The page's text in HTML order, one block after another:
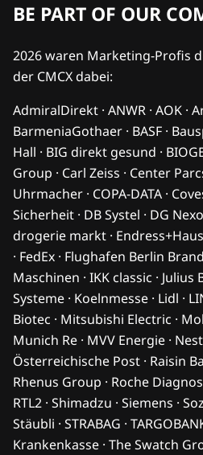
BE PART OF OUR
2026 waren Marketing-Profis
der CMCX dabei:
AdmiralDirekt · ANWR · AOK ·
BarmeniaGothaer · BASF ·
Hall · BIG direkt gesund ·
Group · Carl Zeiss · Center
Uhrmacher · COPA-DATA ·
Sicherheit · DB Systel · DG
drogerie markt ·
· FedEx · Flughafen Berlin
Maschinen · IKK classic · Julius
Systeme · Koelnmesse · Lidl ·
Biotec · Mitsubishi Electric ·
Munich Re · MVV Energie ·
Österreichische Post · Raisin
Rhenus Group · Roche
RTL2 · Shimadzu · Siemens ·
Stäubli · STRABAG ·
Krankenkasse · The Swatch